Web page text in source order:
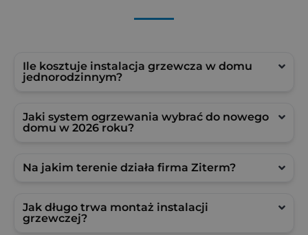
Ile kosztuje instalacja grzewcza w domu
jednorodzinnym?
Jaki system ogrzewania wybrać do nowego
domu w 2026 roku?
Na jakim terenie działa firma Ziterm?
Jak długo trwa montaż instalacji
grzewczej?